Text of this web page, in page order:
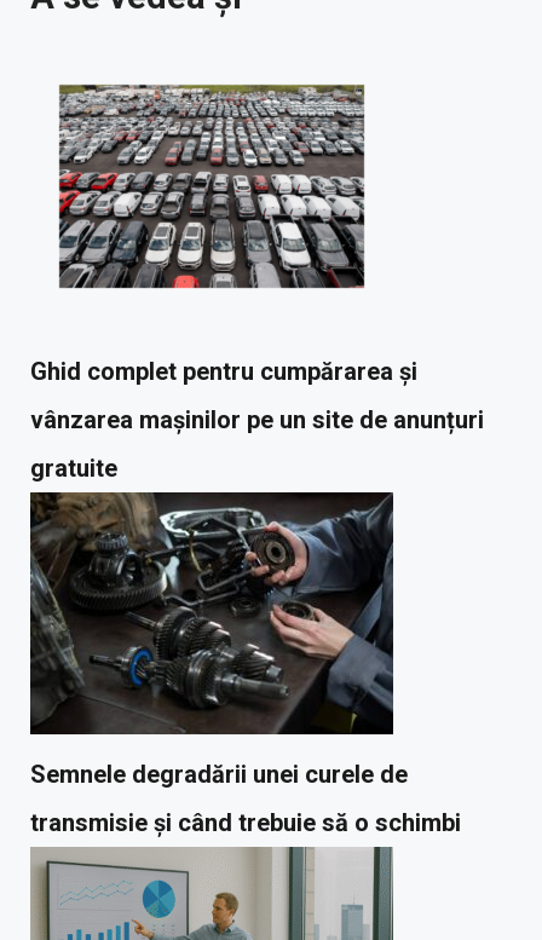
Ghid complet pentru cumpărarea și
vânzarea mașinilor pe un site de anunțuri
gratuite
Semnele degradării unei curele de
transmisie și când trebuie să o schimbi